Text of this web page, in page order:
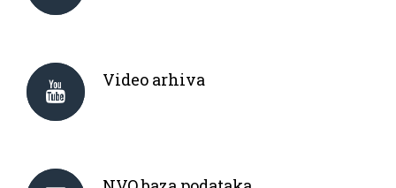
Video arhiva